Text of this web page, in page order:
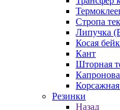
Стропа
Липучка
Косая
Кант
Шторная
Корсажная
Резинки
Назад